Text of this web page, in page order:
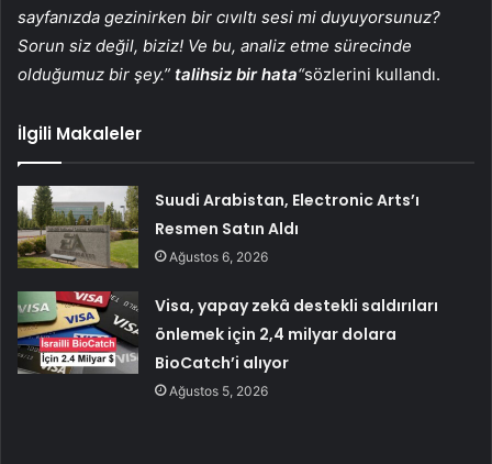
sayfanızda gezinirken bir cıvıltı sesi mi duyuyorsunuz?
Sorun siz değil, biziz! Ve bu, analiz etme sürecinde
olduğumuz bir şey.” talihsiz bir hata“sözlerini kullandı.
İlgili Makaleler
Suudi Arabistan, Electronic Arts’ı
Resmen Satın Aldı
Ağustos 6, 2026
Visa, yapay zekâ destekli saldırıları
önlemek için 2,4 milyar dolara
BioCatch’i alıyor
Ağustos 5, 2026